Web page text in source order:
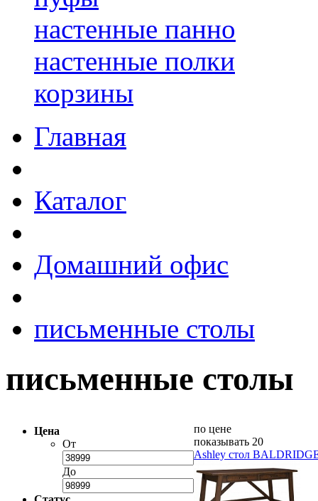
настенные панно
настенные полки
корзины
Главная
Каталог
Домашний офис
письменные столы
письменные столы
Цена
От
До
по цене
показывать 20
Ashley стол